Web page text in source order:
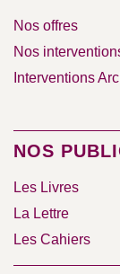
Nos offres
Nos
Interventions
NOS
Les Livres
La Lettre
Les Cahiers